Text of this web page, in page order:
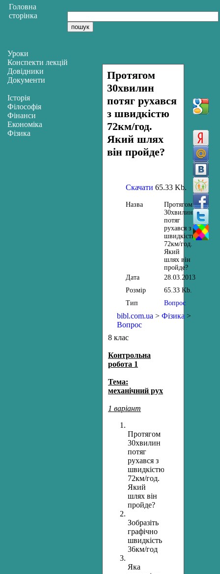
Протягом
30хвилин
потяг рухався
з швидкістю
72км/год.
Який шлях
він пройде?
Скачати 65.33 Kb.
Назва
Протягом
30хвилин
потяг
рухався з
швидкістю
72км/год.
Який
шлях він
пройде?
Дата
28.03.2013
Розмір
65.33 Kb.
Тип
Вопрос
bibl.com.ua > Фізика >
Вопрос
8 клас
Контрольна
робота 1
Тема:
механічний рух
1 варіант
Протягом
30хвилин
потяг
рухався з
швидкістю
72км/год.
Який
шлях він
пройде?
Зобразіть
графічно
швидкість
36км/год
Яка
Уроки
Конспекти лекцій
Довідники
Документи
Історія
Філософія
Фінанси
Економіка
Фізика
Головна
сторінка